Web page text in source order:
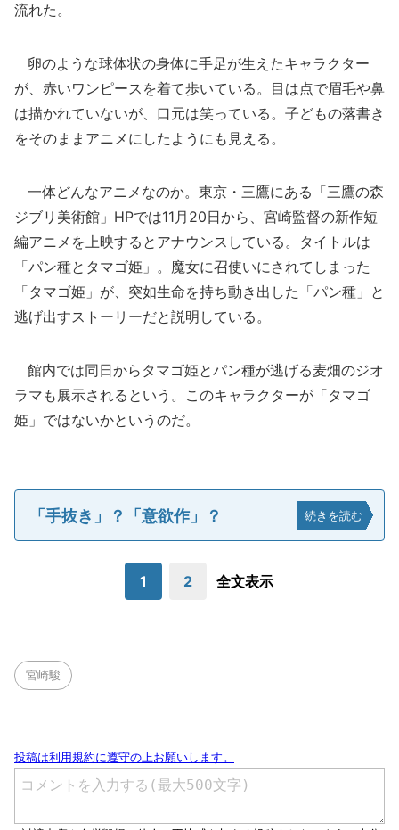
流れた。
卵のような球体状の身体に手足が生えたキャラクター
が、赤いワンピースを着て歩いている。目は点で眉毛や鼻
は描かれていないが、口元は笑っている。子どもの落書き
をそのままアニメにしたようにも見える。
一体どんなアニメなのか。東京・三鷹にある「三鷹の森
ジブリ美術館」HPでは11月20日から、宮崎監督の新作短
編アニメを上映するとアナウンスしている。タイトルは
「パン種とタマゴ姫」。魔女に召使いにされてしまった
「タマゴ姫」が、突如生命を持ち動き出した「パン種」と
逃げ出すストーリーだと説明している。
館内では同日からタマゴ姫とパン種が逃げる麦畑のジオ
ラマも展示されるという。このキャラクターが「タマゴ
姫」ではないかというのだ。
「手抜き」？「意欲作」？ 続きを読む
1 2 全文表示
宮崎駿